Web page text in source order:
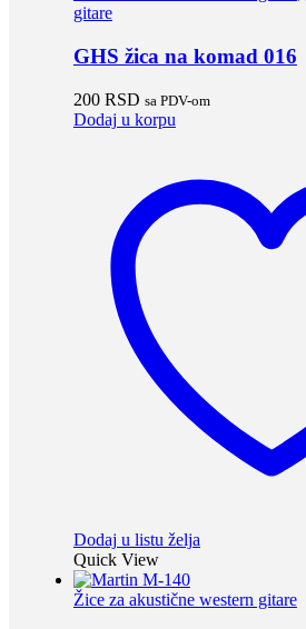
gitare
GHS žica na komad 016
200 RSD sa PDV-om
Dodaj u korpu
Dodaj u listu želja
Quick View
Žice za akustične western gitare